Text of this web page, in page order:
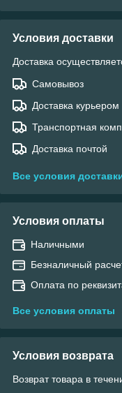
Условия доставки
Доставка
Самовывоз
Доставка курьером
Транспортная
Доставка почтой
Все условия
Условия оплаты
Наличными
Безналичный
Оплата по
Все условия оплаты
Условия возврата
Возврат товара в